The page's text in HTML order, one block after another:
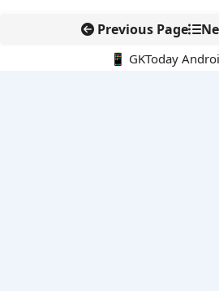
Previous Page
📱 GKToday